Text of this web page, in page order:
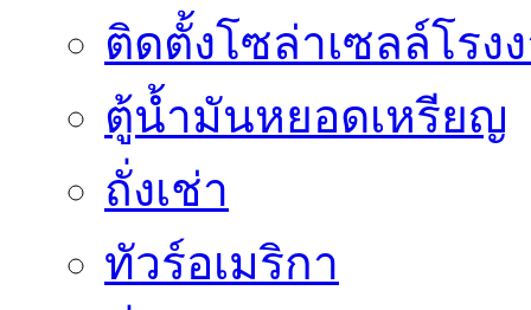
ติดตั้งโซล่าเซลล์โรง
ตู้น้ำมันหยอดเหรียญ
ถั่งเช่า
ทัวร์อเมริกา